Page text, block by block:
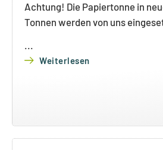
Achtung! Die Papiertonne in
Tonnen werden von uns
Weiterlesen